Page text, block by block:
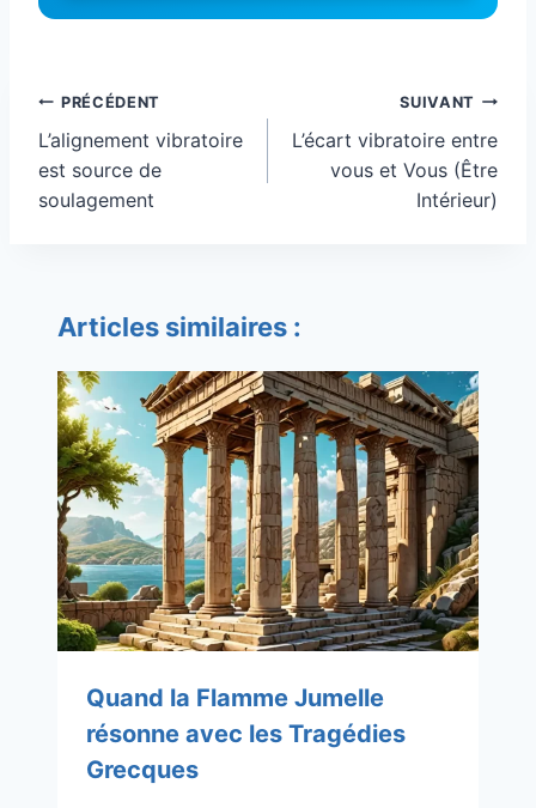
Navigation
de
l’article
PRÉCÉDENT
L’alignement vibratoire
est source de
soulagement
SUIVANT
L’écart vibratoire entre
vous et Vous (Être
Intérieur)
Articles similaires :
Quand la Flamme Jumelle
résonne avec les Tragédies
Grecques